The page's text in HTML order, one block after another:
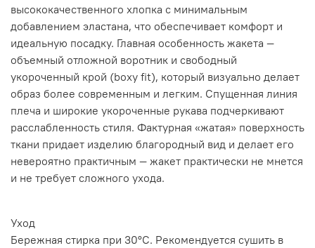
высококачественного хлопка с минимальным
добавлением эластана, что обеспечивает комфорт и
идеальную посадку. Главная особенность жакета —
объемный отложной воротник и свободный
укороченный крой (boxy fit), который визуально делает
образ более современным и легким. Спущенная линия
плеча и широкие укороченные рукава подчеркивают
расслабленность стиля. Фактурная «жатая» поверхность
ткани придает изделию благородный вид и делает его
невероятно практичным — жакет практически не мнется
и не требует сложного ухода.
Уход
Бережная стирка при 30°C. Рекомендуется сушить в